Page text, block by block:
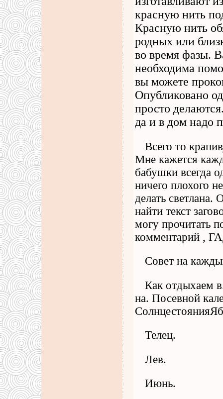
красную нить
Красную нить
родных или
во время фазы.
необходима
вы можете
Опубликовано
просто
да и в дом надо
Всего то
Мне кажется
бабушки всегда
ничего плохого
делать
найти текст
могу прочитать
комментарий ,
Совет на
Как отдыхаем
на. Посевной
Телец.
Лев.
Июнь.